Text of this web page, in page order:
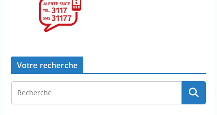
Votre recherche